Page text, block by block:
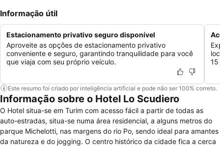
Informação útil
Estacionamento privativo seguro disponível
Aproveite as opções de estacionamento privativo
conveniente e seguro, garantindo tranquilidade para você
que viaja com seu próprio veículo.
Este resumo foi criado por inteligência artificial e pode não ser 100% correto.
Informação sobre o Hotel Lo Scudiero
O Hotel situa-se em Turim com acesso fácil a partir de todas as
auto-estradas, situa-se numa área residencial, a alguns metros do
parque Michelotti, nas margens do rio Po, sendo ideal para amantes
da natureza e do jogging. O centro histórico da cidade fica a cerca